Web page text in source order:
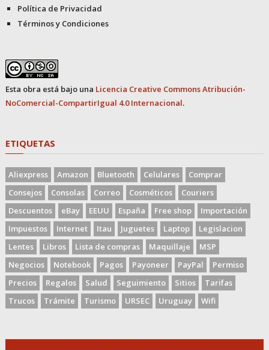
Política de Privacidad
Términos y Condiciones
Esta obra está bajo una Licencia Creative Commons Atribución-
NoComercial-CompartirIgual 4.0 Internacional.
ETIQUETAS
Aliexpress Amazon Bluetooth Celulares
Comprar
Consejos
Consolas Correo Cosméticos
Couriers
Descuentos
eBay EEUU España Free shop
Importación
Impuestos
Internet Itau Juguetes Laptop
Legislacion
Lentes
Libros Lista de compras Maquillaje
MSP
Negocios
Notebook Pagos Payoneer PayPal
Permiso
Precios
Regalos Salud Seguimiento Sitios
Tarifas
Trucos
Trámite Turismo URSEC Uruguay Wifi